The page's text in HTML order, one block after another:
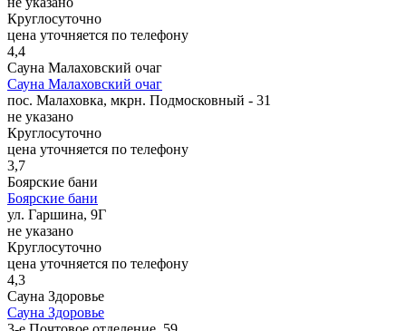
Круглосуточно
цена уточняется по телефону
4,4
Сауна Малаховский очаг
Сауна Малаховский очаг
пос. Малаховка, мкрн. Подмосковный - 31
не указано
Круглосуточно
цена уточняется по телефону
3,7
Боярские бани
Боярские бани
ул. Гаршина, 9Г
не указано
Круглосуточно
цена уточняется по телефону
4,3
Сауна Здоровье
Сауна Здоровье